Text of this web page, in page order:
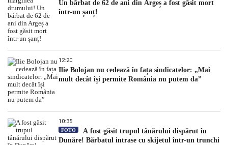
Un bărbat de 62 de ani din Argeș a fost găsit mort
într-un șanț!
12:20
Ilie Bolojan nu cedează în fața sindicatelor: „Mai
mult decât își permite România nu putem da”
10:35
FOTO
A fost găsit trupul tânărului dispărut în
Dunăre! Bărbatul intrase cu skijetul într-un trunchi